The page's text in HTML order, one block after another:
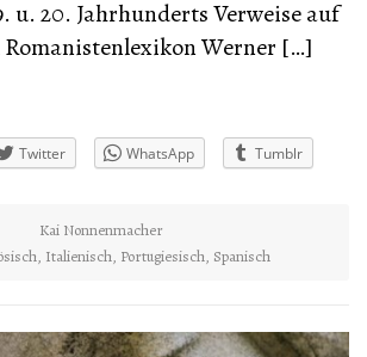
u. 20. Jahrhunderts Verweise auf
Werner […]
Twitter WhatsApp Tumblr
Kai Nonnenmacher
, Italienisch, Portugiesisch, Spanisch